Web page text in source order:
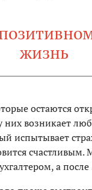
жизнь
остаются
них возникает
испытывает
а после